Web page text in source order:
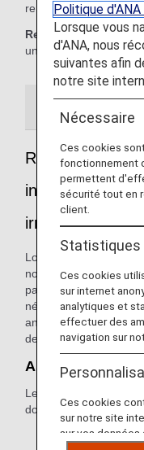
remboursements et
Remarque :en règle
uniquement la
indépendantes
irrégularités
Lorsqu'un vol est
nous tentons de
passagers et nous les
nécessaire d'émettre
annulé à cause
demander un
Assurez-vous
Les billets et EMD
documents
Les billets
Politique
Lorsque vous
d'ANA, nous
suivantes afin
notre site
Nécessaire
Ces cookies
fonctionnement
permettent
sécurité tout en
client.
Statistiques
Ces cookies
sur internet
analytiques et
effectuer des
navigation sur
Ces cookies
sur notre site
sur vos données